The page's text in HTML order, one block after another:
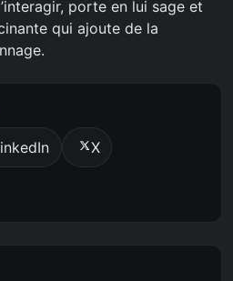
porte en lui sage et
qui ajoute de la
X